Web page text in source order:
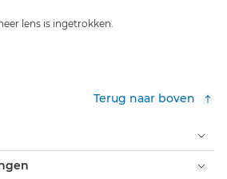
lens is ingetrokken.
Terug naar boven